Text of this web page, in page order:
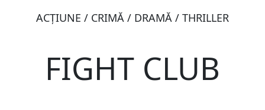
ACŢIUNE / CRIMĂ / DRAMĂ / THRILLER
FIGHT CLUB